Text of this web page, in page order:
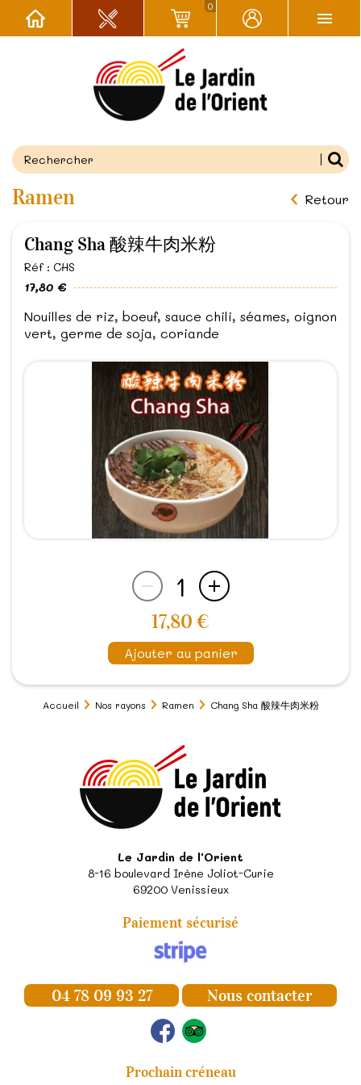
0
Ramen Retour
Chang Sha 酸辣牛肉米粉
Réf : CHS
17,80 €
Nouilles de riz, boeuf, sauce chili, séames, oignon
vert, germe de soja, coriande
1
17,80 €
Ajouter au panier
Accueil Nos rayons Ramen Chang Sha 酸辣牛肉米粉
Le Jardin de l'Orient
8-16 boulevard Irène Joliot-Curie
69200 Venissieux
Paiement sécurisé
04 78 09 93 27 Nous contacter
Prochain créneau